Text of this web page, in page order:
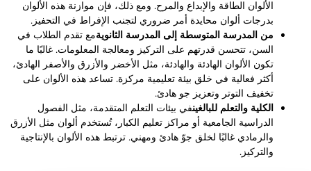
الألوان الطاقة والإبداع والمرح. ومع ذلك، فإن موازنة هذه الألوان
بدرجات ألوان محايدة أمر ضروري لتجنب الإفراط في التحفيز.
من المدرسة المتوسطة إلى المدرسة الثانويةمع تقدم الطلاب في
السن، تتحسن قدرتهم على التركيز ومعالجة المعلومات. غالبًا ما
تكون الألوان الهادئة والهادئة، مثل الأخضر والأزرق والأصفر الهادئ،
أكثر فعالية في خلق بيئة تعليمية مركزة. تساعد هذه الألوان على
تخفيف التوتر وتعزيز جو هادئ.
الكلية والتعلم للبالغينفي بيئات التعلم المتقدمة، مثل الفصول
الدراسية الجامعية أو مراكز تعليم الكبار، تُستخدم ألوان مثل الأزرق
والرمادي غالبًا لخلق جوّ هادئ ومهني. ترتبط هذه الألوان بالإنتاجية
والتركيز.